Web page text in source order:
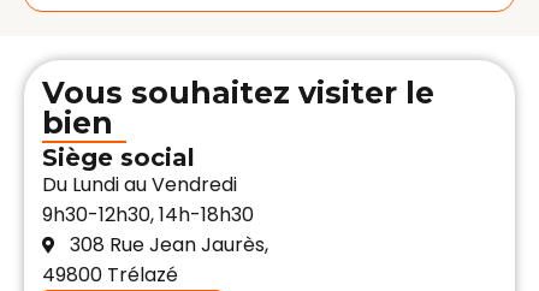
Vous souhaitez visiter le
bien
Siège social
Du Lundi au Vendredi
9h30-12h30, 14h-18h30
308 Rue Jean Jaurès,
49800 Trélazé